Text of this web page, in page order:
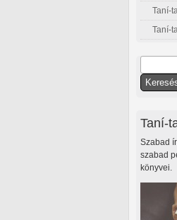
Taní-
Taní-
Taní-
Szabad
szabad
könyvei.